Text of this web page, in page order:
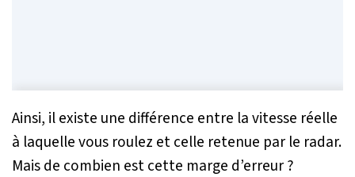
Ainsi, il existe une différence entre la vitesse réelle
à laquelle vous roulez et celle retenue par le radar.
Mais de combien est cette marge d’erreur ?